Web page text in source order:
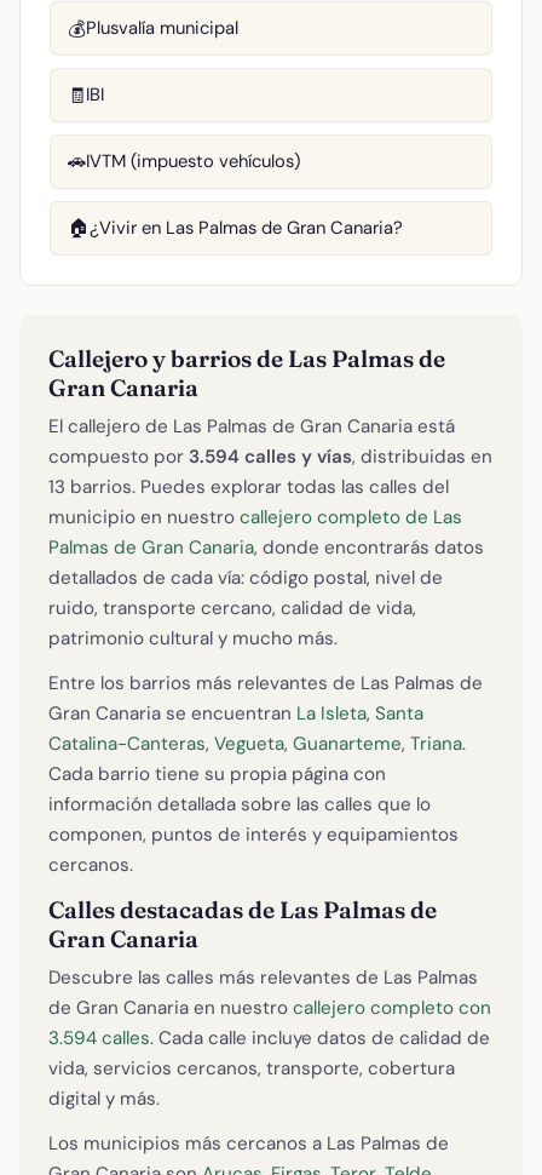
💰Plusvalía municipal
🧾IBI
🚗IVTM (impuesto vehículos)
🏠¿Vivir en Las Palmas de Gran Canaria?
Callejero y barrios de Las Palmas de
Gran Canaria
El callejero de Las Palmas de Gran Canaria está
compuesto por 3.594 calles y vías, distribuidas en
13 barrios. Puedes explorar todas las calles del
municipio en nuestro callejero completo de Las
Palmas de Gran Canaria, donde encontrarás datos
detallados de cada vía: código postal, nivel de
ruido, transporte cercano, calidad de vida,
patrimonio cultural y mucho más.
Entre los barrios más relevantes de Las Palmas de
Gran Canaria se encuentran La Isleta, Santa
Catalina-Canteras, Vegueta, Guanarteme, Triana.
Cada barrio tiene su propia página con
información detallada sobre las calles que lo
componen, puntos de interés y equipamientos
cercanos.
Calles destacadas de Las Palmas de
Gran Canaria
Descubre las calles más relevantes de Las Palmas
de Gran Canaria en nuestro callejero completo con
3.594 calles. Cada calle incluye datos de calidad de
vida, servicios cercanos, transporte, cobertura
digital y más.
Los municipios más cercanos a Las Palmas de